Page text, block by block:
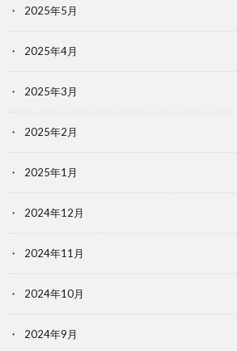
2025年5月
2025年4月
2025年3月
2025年2月
2025年1月
2024年12月
2024年11月
2024年10月
2024年9月